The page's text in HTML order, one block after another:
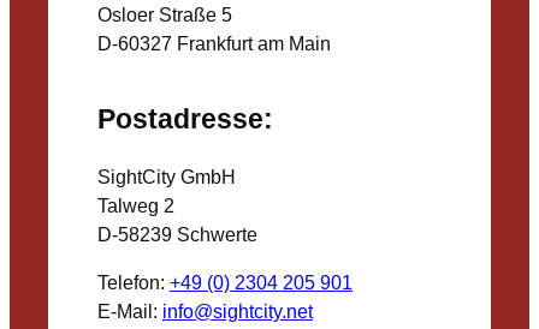
Osloer Straße 5
D-60327 Frankfurt am Main
Postadresse:
SightCity GmbH
Talweg 2
D-58239 Schwerte
Telefon: +49 (0) 2304 205 901
E-Mail: info@sightcity.net